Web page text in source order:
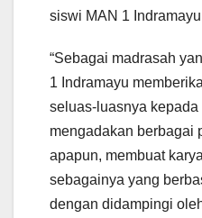
siswi MAN 1
“Sebagai madrasah
1 Indramayu
seluas-luasnya
mengadakan berbagai
apapun, membuat
sebagainya yang
dengan didampingi